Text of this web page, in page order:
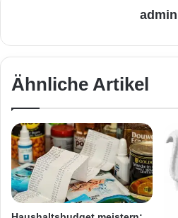
admin
Ähnliche Artikel